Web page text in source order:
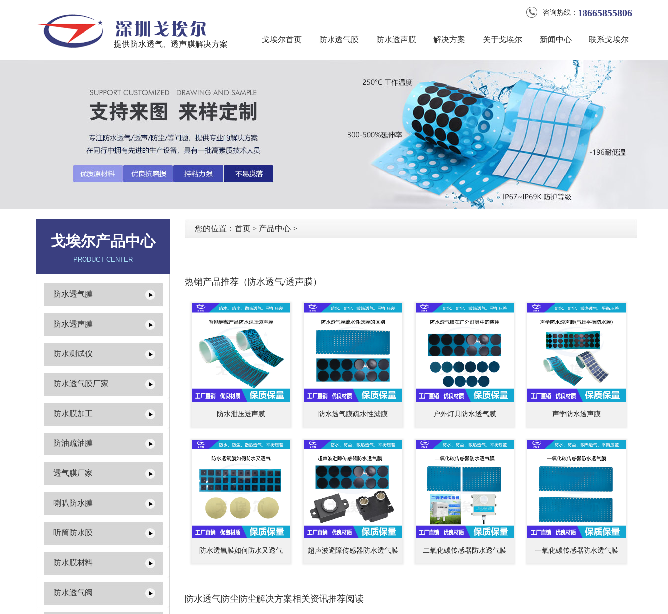
提供防水透气、透声膜解决方案
18665855806
咨询热线：
戈埃尔首页 防水透气膜 防水透声膜 解决方案 关于戈埃尔 新闻中心 联系戈埃尔
戈埃尔产品中心
PRODUCT CENTER
防水透气膜
防水透声膜
防水测试仪
防水透气膜厂家
防水膜加工
防油疏油膜
透气膜厂家
喇叭防水膜
听筒防水膜
防水膜材料
防水透气阀
您的位置： 首页 > 产品中心 >
热销产品推荐（防水透气/透声膜）
防水泄压透声膜 防水透气膜疏水性滤膜 户外灯具防水透气膜 声学防水透声膜
防水透氧膜如何防水又透气 超声波避障传感器防水透气膜 二氧化碳传感器防水透气膜 一氧化碳传感器防水透气膜
防水透气防尘防尘解决方案相关资讯推荐阅读